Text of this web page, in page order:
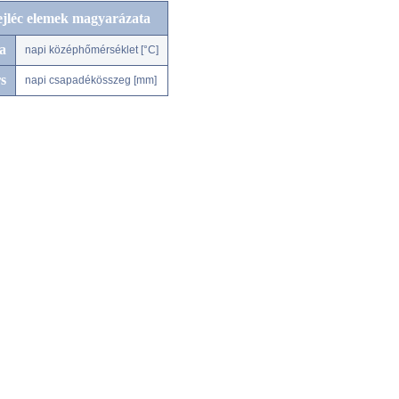
elemek magyarázata
napi középhőmérséklet [°C]
napi csapadékösszeg [mm]